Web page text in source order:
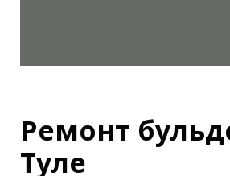
Ремонт
Туле